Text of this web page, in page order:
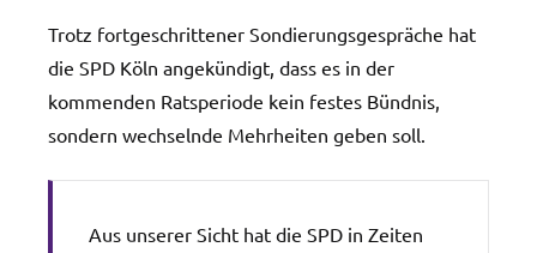
Trotz fortgeschrittener Sondierungsgespräche hat
die SPD Köln angekündigt, dass es in der
kommenden Ratsperiode kein festes Bündnis,
sondern wechselnde Mehrheiten geben soll.
Aus unserer Sicht hat die SPD in Zeiten